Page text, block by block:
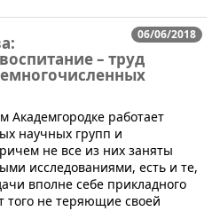
06/06/2018
– труд
Академгородке работает
научных групп и
не все из них заняты
исследованиями, есть и те,
вполне себе прикладного
того не теряющие своей